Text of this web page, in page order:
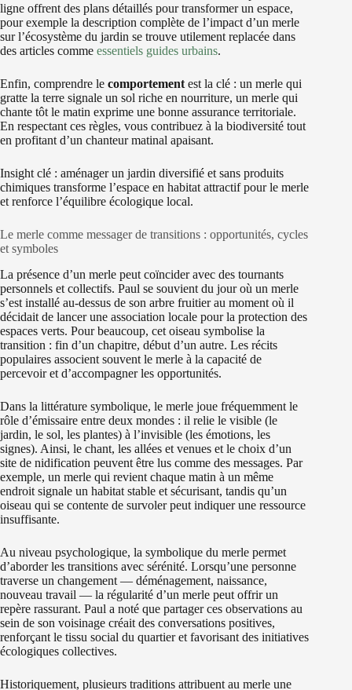
ligne offrent des plans détaillés pour transformer un espace,
pour exemple la description complète de l’impact d’un merle
sur l’écosystème du jardin se trouve utilement replacée dans
des articles comme essentiels guides urbains.
Enfin, comprendre le comportement est la clé : un merle qui
gratte la terre signale un sol riche en nourriture, un merle qui
chante tôt le matin exprime une bonne assurance territoriale.
En respectant ces règles, vous contribuez à la biodiversité tout
en profitant d’un chanteur matinal apaisant.
Insight clé : aménager un jardin diversifié et sans produits
chimiques transforme l’espace en habitat attractif pour le merle
et renforce l’équilibre écologique local.
Le merle comme messager de transitions : opportunités, cycles
et symboles
La présence d’un merle peut coïncider avec des tournants
personnels et collectifs. Paul se souvient du jour où un merle
s’est installé au-dessus de son arbre fruitier au moment où il
décidait de lancer une association locale pour la protection des
espaces verts. Pour beaucoup, cet oiseau symbolise la
transition : fin d’un chapitre, début d’un autre. Les récits
populaires associent souvent le merle à la capacité de
percevoir et d’accompagner les opportunités.
Dans la littérature symbolique, le merle joue fréquemment le
rôle d’émissaire entre deux mondes : il relie le visible (le
jardin, le sol, les plantes) à l’invisible (les émotions, les
signes). Ainsi, le chant, les allées et venues et le choix d’un
site de nidification peuvent être lus comme des messages. Par
exemple, un merle qui revient chaque matin à un même
endroit signale un habitat stable et sécurisant, tandis qu’un
oiseau qui se contente de survoler peut indiquer une ressource
insuffisante.
Au niveau psychologique, la symbolique du merle permet
d’aborder les transitions avec sérénité. Lorsqu’une personne
traverse un changement — déménagement, naissance,
nouveau travail — la régularité d’un merle peut offrir un
repère rassurant. Paul a noté que partager ces observations au
sein de son voisinage créait des conversations positives,
renforçant le tissu social du quartier et favorisant des initiatives
écologiques collectives.
Historiquement, plusieurs traditions attribuent au merle une